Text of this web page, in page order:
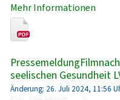
Mehr Informationen
seelischen Gesundheit
Änderung: 26. Juli 2024, 11:56